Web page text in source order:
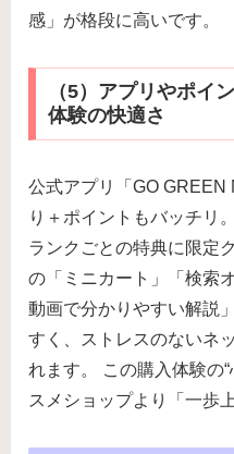
感」が格段に高いです。
（5）アプリやポイ
体験の快適さ
公式アプリ「GO GREEN
り＋ポイントもバッチリ
ランクごとの特典に限定
の「ミニカート」「検索
動画で分かりやすい解説
すく、ストレスのないネ
れます。 この購入体験の
スメショップより「一歩